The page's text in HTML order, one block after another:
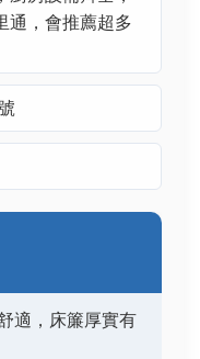
通，會推薦超多
適，床簾厚實有